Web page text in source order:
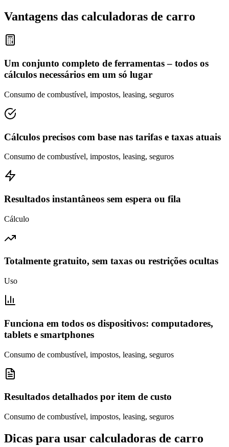
Vantagens das calculadoras de carro
Um conjunto completo de ferramentas – todos os
cálculos necessários em um só lugar
Consumo de combustível, impostos, leasing, seguros
Cálculos precisos com base nas tarifas e taxas atuais
Consumo de combustível, impostos, leasing, seguros
Resultados instantâneos sem espera ou fila
Cálculo
Totalmente gratuito, sem taxas ou restrições ocultas
Uso
Funciona em todos os dispositivos: computadores,
tablets e smartphones
Consumo de combustível, impostos, leasing, seguros
Resultados detalhados por item de custo
Consumo de combustível, impostos, leasing, seguros
Dicas para usar calculadoras de carro